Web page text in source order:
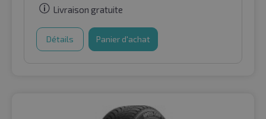
Livraison gratuite
Détails Panier d'achat